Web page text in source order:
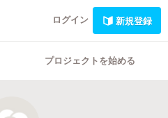
ログイン 新規登録
プロジェクトを始める